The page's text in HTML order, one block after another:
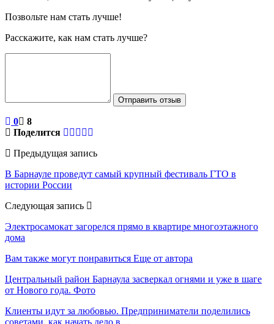
Позвольте нам стать лучше!
Расскажите, как нам стать лучше?
Отправить отзыв
0
8
Поделится
Предыдущая запись
В Барнауле проведут самый крупный фестиваль ГТО в
истории России
Следующая запись
Электросамокат загорелся прямо в квартире многоэтажного
дома
Вам также могут понравиться Еще от автора
Центральный район Барнаула засверкал огнями и уже в шаге
от Нового года. Фото
Клиенты идут за любовью. Предприниматели поделились
советами, как начать дело в…